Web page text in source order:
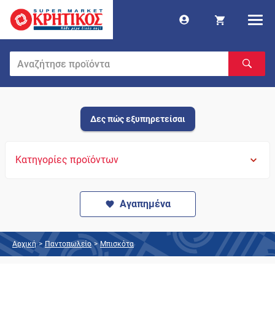
Δες πώς εξυπηρετείσαι
Κατηγορίες προϊόντων
Αγαπημένα
Αρχική > Παντοπωλείο > Μπισκότα